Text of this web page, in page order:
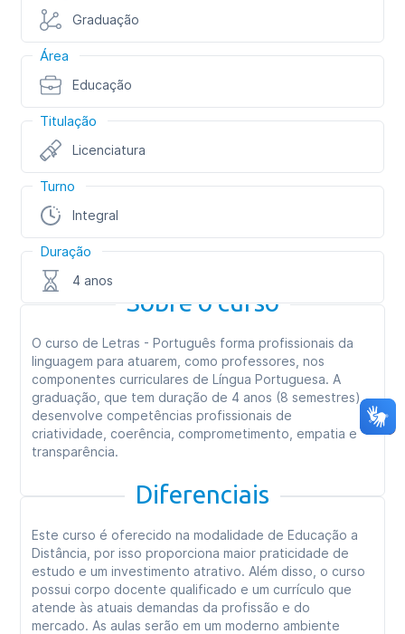
Graduação
Área
Educação
Titulação
Licenciatura
Turno
Integral
Duração
4 anos
Sobre o curso
O curso de Letras - Português forma profissionais da
linguagem para atuarem, como professores, nos
componentes curriculares de Língua Portuguesa. A
graduação, que tem duração de 4 anos (8 semestres),
desenvolve competências profissionais de
criatividade, coerência, comprometimento, empatia e
transparência.
Diferenciais
Este curso é oferecido na modalidade de Educação a
Distância, por isso proporciona maior praticidade de
estudo e um investimento atrativo. Além disso, o curso
possui corpo docente qualificado e um currículo que
atende às atuais demandas da profissão e do
mercado. As aulas serão em um moderno ambiente